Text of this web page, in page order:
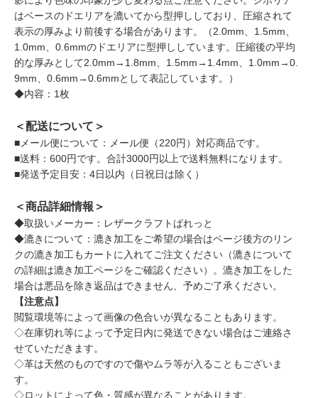
はベースのドエリアを漉いてから型押ししており、圧縮されて
表示の厚みより前後する場合があります。（2.0mm、1.5mm、
1.0mm、0.6mmのドエリアに型押ししています。圧縮後の平均
的な厚みとして2.0mm→1.8mm、1.5mm→1.4mm、1.0mm→0.
9mm、0.6mm→0.6mmとして表記しています。）
◆内容：1枚
＜配送について＞
■メール便について：メール便（220円）対応商品です。
■送料：600円です。合計3000円以上で送料無料になります。
■発送予定目安：4日以内（日祝日は除く）
＜商品詳細情報＞
◆取扱いメーカー：レザークラフトぱれっと
◆漉きについて：漉き加工をご希望の場合はページ後方のリン
クの漉き加工もカートに入れてご注文ください（漉きについて
の詳細は漉き加工ページをご確認ください）。漉き加工をした
場合は悪品を除き返品はできません、予めご了承ください。
【注意点】
閲覧環境等によって画像の色合いが異なることもあります。
◇在庫切れ等によって予定日内に発送できない場合はご連絡さ
せていただきます。
◇革は天然のものですので傷やムラ等が入ることもございま
す。
◇ロットによって色・質感が異なることがあります。